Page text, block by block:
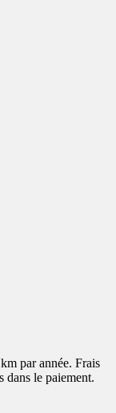
km par année. Frais
dans le paiement.